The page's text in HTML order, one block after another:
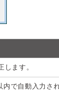
ます。
内で自動入力さ